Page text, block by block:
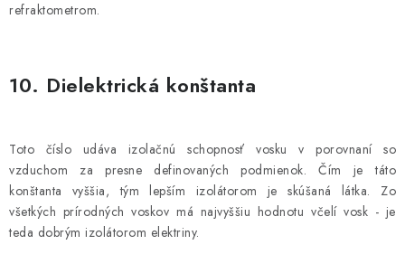
refraktometrom.
10. Dielektrická konštanta
Toto číslo udáva izolačnú schopnosť vosku v porovnaní so
vzduchom za presne definovaných podmienok. Čím je táto
konštanta vyššia, tým lepším izolátorom je skúšaná látka. Zo
všetkých prírodných voskov má najvyššiu hodnotu včelí vosk - je
teda dobrým izolátorom elektriny.